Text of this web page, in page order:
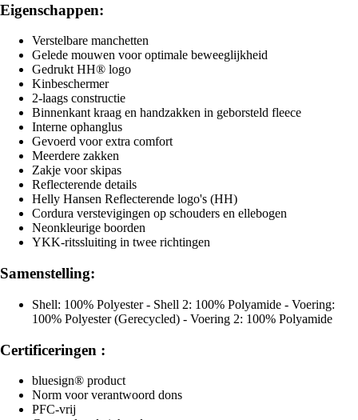
Eigenschappen:
Verstelbare manchetten
Gelede mouwen voor optimale beweeglijkheid
Gedrukt HH® logo
Kinbeschermer
2-laags constructie
Binnenkant kraag en handzakken in geborsteld fleece
Interne ophanglus
Gevoerd voor extra comfort
Meerdere zakken
Zakje voor skipas
Reflecterende details
Helly Hansen Reflecterende logo's (HH)
Cordura verstevigingen op schouders en ellebogen
Neonkleurige boorden
YKK-ritssluiting in twee richtingen
Samenstelling:
Shell: 100% Polyester - Shell 2: 100% Polyamide - Voering:
100% Polyester (Gerecycled) - Voering 2: 100% Polyamide
Certificeringen :
bluesign® product
Norm voor verantwoord dons
PFC-vrij